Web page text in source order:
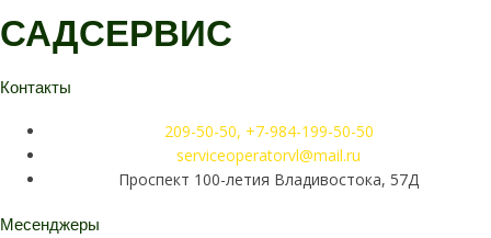
САДСЕРВИС
Контакты
209-50-50, +7-984-199-50-50
serviceoperatorvl@mail.ru
Проспект 100-летия Владивостока, 57Д
Месенджеры